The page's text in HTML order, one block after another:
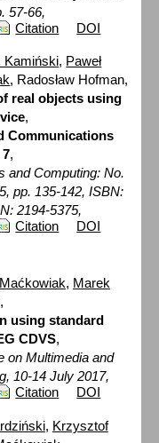
57-66,
Citation DOI
Kamiński, Paweł
, Radosław Hofman,
real objects using
,
Communications
,
and Computing: No.
pp. 135-142, ISBN:
2194-5375,
Citation DOI
, Marek
,
using standard
CDVS,
on Multimedia and
10-14 July 2017,
Citation DOI
, Krzysztof